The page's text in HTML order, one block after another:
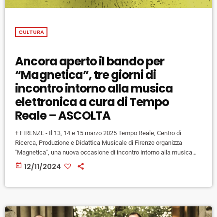
CULTURA
Ancora aperto il bando per
“Magnetica”, tre giorni di
incontro intorno alla musica
elettronica a cura di Tempo
Reale – ASCOLTA
+ FIRENZE - Il 13, 14 e 15 marzo 2025 Tempo Reale, Centro di
Ricerca, Produzione e Didattica Musicale di Firenze organizza
"Magnetica", una nuova occasione di incontro intorno alla musica
elettronica che si articolerà in workshop, talk e concerti incentrati su
tre tematiche principali: machine learning e intelligenza
today 12/11/2024